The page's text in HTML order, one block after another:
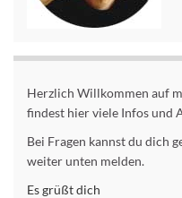
Herzlich Willkommen auf
findest hier viele Infos und
Bei Fragen kannst du dich
weiter unten melden.
Es grüßt dich